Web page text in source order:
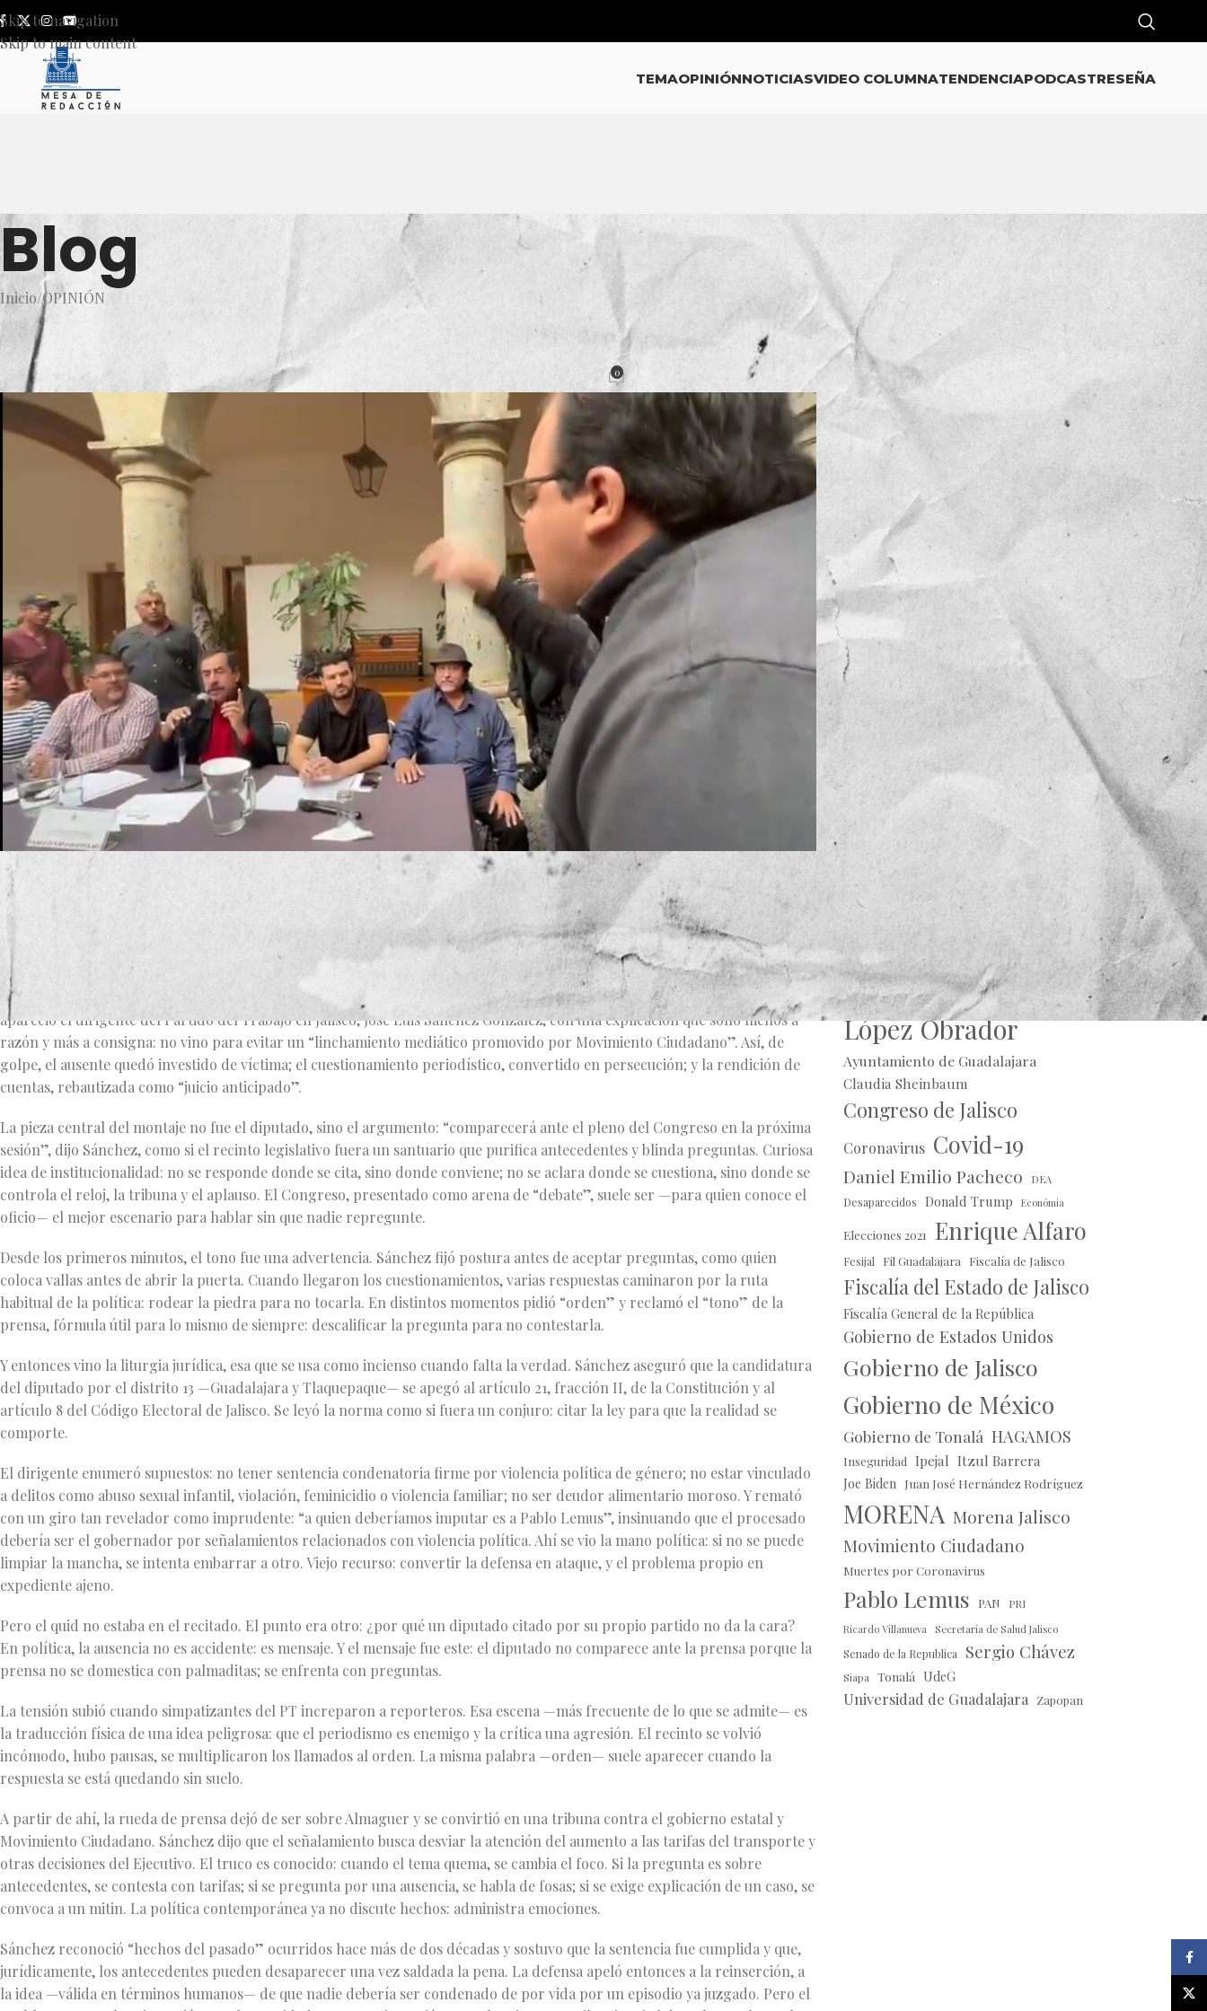
Skip to navigation
Skip to main content
TEMAOPINIÓNNOTICIASVIDEO COLUMNATENDENCIAPODCASTRESEÑA
Blog
Inicio OPINIÓN
Crónica del diputado fantasma y la coartada constitucional
Publicado por Daniel Emilio Pacheco 0
La convocatoria prometía un nombre propio: Leonardo Almaguer. En política, los nombres son mercancía y escudo; se
anuncian para atraer reflectores y se esconden cuando el reflector quema. Aquella rueda de prensa nació con la
parafernalia de siempre: cámaras encendidas, reporteros acomodándose como si fueran piezas de ajedrez, micrófonos
alineados a la bocina, el rito de la “postura oficial” que pretende domar a la realidad. Pero el diputado nunca llegó.
Y cuando el protagonista falta, en la política mexicana no se suspende la función: se cambia el guion. En lugar del legislador,
apareció el dirigente del Partido del Trabajo en Jalisco, José Luis Sánchez González, con una explicación que sonó menos a
razón y más a consigna: no vino para evitar un “linchamiento mediático promovido por Movimiento Ciudadano”. Así, de
golpe, el ausente quedó investido de víctima; el cuestionamiento periodístico, convertido en persecución; y la rendición de
cuentas, rebautizada como “juicio anticipado”.
La pieza central del montaje no fue el diputado, sino el argumento: “comparecerá ante el pleno del Congreso en la próxima
sesión”, dijo Sánchez, como si el recinto legislativo fuera un santuario que purifica antecedentes y blinda preguntas. Curiosa
idea de institucionalidad: no se responde donde se cita, sino donde conviene; no se aclara donde se cuestiona, sino donde se
controla el reloj, la tribuna y el aplauso. El Congreso, presentado como arena de “debate”, suele ser —para quien conoce el
oficio— el mejor escenario para hablar sin que nadie repregunte.
Desde los primeros minutos, el tono fue una advertencia. Sánchez fijó postura antes de aceptar preguntas, como quien
coloca vallas antes de abrir la puerta. Cuando llegaron los cuestionamientos, varias respuestas caminaron por la ruta
habitual de la política: rodear la piedra para no tocarla. En distintos momentos pidió “orden” y reclamó el “tono” de la
prensa, fórmula útil para lo mismo de siempre: descalificar la pregunta para no contestarla.
Y entonces vino la liturgia jurídica, esa que se usa como incienso cuando falta la verdad. Sánchez aseguró que la candidatura
del diputado por el distrito 13 —Guadalajara y Tlaquepaque— se apegó al artículo 21, fracción II, de la Constitución y al
artículo 8 del Código Electoral de Jalisco. Se leyó la norma como si fuera un conjuro: citar la ley para que la realidad se
comporte.
El dirigente enumeró supuestos: no tener sentencia condenatoria firme por violencia política de género; no estar vinculado
a delitos como abuso sexual infantil, violación, feminicidio o violencia familiar; no ser deudor alimentario moroso. Y remató
con un giro tan revelador como imprudente: “a quien deberíamos imputar es a Pablo Lemus”, insinuando que el procesado
debería ser el gobernador por señalamientos relacionados con violencia política. Ahí se vio la mano política: si no se puede
limpiar la mancha, se intenta embarrar a otro. Viejo recurso: convertir la defensa en ataque, y el problema propio en
expediente ajeno.
Pero el quid no estaba en el recitado. El punto era otro: ¿por qué un diputado citado por su propio partido no da la cara?
En política, la ausencia no es accidente: es mensaje. Y el mensaje fue este: el diputado no comparece ante la prensa porque la
prensa no se domestica con palmaditas; se enfrenta con preguntas.
La tensión subió cuando simpatizantes del PT increparon a reporteros. Esa escena —más frecuente de lo que se admite— es
la traducción física de una idea peligrosa: que el periodismo es enemigo y la crítica una agresión. El recinto se volvió
incómodo, hubo pausas, se multiplicaron los llamados al orden. La misma palabra —orden— suele aparecer cuando la
respuesta se está quedando sin suelo.
A partir de ahí, la rueda de prensa dejó de ser sobre Almaguer y se convirtió en una tribuna contra el gobierno estatal y
Movimiento Ciudadano. Sánchez dijo que el señalamiento busca desviar la atención del aumento a las tarifas del transporte y
otras decisiones del Ejecutivo. El truco es conocido: cuando el tema quema, se cambia el foco. Si la pregunta es sobre
antecedentes, se contesta con tarifas; si se pregunta por una ausencia, se habla de fosas; si se exige explicación de un caso, se
convoca a un mitin. La política contemporánea ya no discute hechos: administra emociones.
Sánchez reconoció “hechos del pasado” ocurridos hace más de dos décadas y sostuvo que la sentencia fue cumplida y que,
jurídicamente, los antecedentes pueden desaparecer una vez saldada la pena. La defensa apeló entonces a la reinserción, a
la idea —válida en términos humanos— de que nadie debería ser condenado de por vida por un episodio ya juzgado. Pero el
CATEGORÍAS
NOTICIAS
OPINIÓN
TENDENCIA
VIDEO COLUMNA
VIDEO NOTA
Alberto Uribe
Andrés Manuel
López Obrador
Ayuntamiento de Guadalajara
Claudia Sheinbaum
Congreso de Jalisco
Coronavirus Covid-19
Daniel Emilio Pacheco DEA
Desaparecidos Donald Trump Económia
Elecciones 2021 Enrique Alfaro
Fesijal Fil Guadalajara Fiscalía de Jalisco
Fiscalía del Estado de Jalisco
Fiscalía General de la República
Gobierno de Estados Unidos
Gobierno de Jalisco
Gobierno de México
Gobierno de Tonalá HAGAMOS
Inseguridad Ipejal Itzul Barrera
Joe Biden Juan José Hernández Rodríguez
MORENA Morena Jalisco
Movimiento Ciudadano
Muertes por Coronavirus
Pablo Lemus PAN PRI
Ricardo Villanueva Secretaría de Salud Jalisco
Senado de la Republica Sergio Chávez
Siapa Tonalá UdeG
Universidad de Guadalajara Zapopan